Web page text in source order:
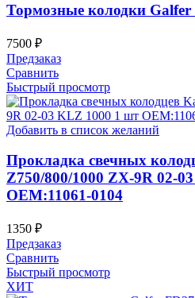
Тормозные колодки Galfer
7500 ₽
Предзаказ
Сравнить
Быстрый просмотр
Добавить в список желаний
Прокладка свечных
Z750/800/1000 ZX-9R 02-
OEM:11061-0104
1350 ₽
Предзаказ
Сравнить
Быстрый просмотр
ХИТ